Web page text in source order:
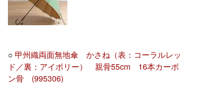
○ 甲州織両面無地傘 かさね（表：コーラルレッ
ド／裏：アイボリー） 親骨55cm 16本カーボ
ン骨 (995306)